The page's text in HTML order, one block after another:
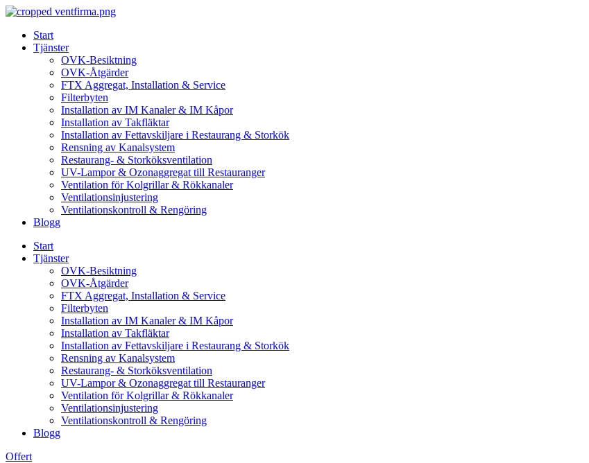
Skip
contentStart
Tjänster
OVK-Besiktning
OVK-Åtgärder
FTX Aggregat, Installation & Service
Filterbyten
Installation av IM Kanaler & IM Kåpor
Installation av Takfläktar
Installation av Fettavskiljare i Restaurang & Storkök
Rensning av Kanalsystem
Restaurang- & Storköksventilation
UV-Lampor & Ozonaggregat till Restauranger
Ventilation för Kolgrillar & Rökkanaler
Ventilationsinjustering
Ventilationskontroll & Rengöring
Blogg
Start
Tjänster
OVK-Besiktning
OVK-Åtgärder
FTX Aggregat, Installation & Service
Filterbyten
Installation av IM Kanaler & IM Kåpor
Installation av Takfläktar
Installation av Fettavskiljare i Restaurang & Storkök
Rensning av Kanalsystem
Restaurang- & Storköksventilation
UV-Lampor & Ozonaggregat till Restauranger
Ventilation för Kolgrillar & Rökkanaler
Ventilationsinjustering
Ventilationskontroll & Rengöring
Blogg
Offert